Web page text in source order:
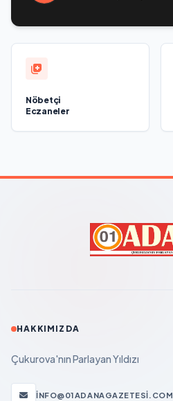
Nöbetçi
Eczaneler
HAKKIMIZDA
Çukurova'nın Parlayan Yıldızı
INFO@01ADANAGAZETESI.COM